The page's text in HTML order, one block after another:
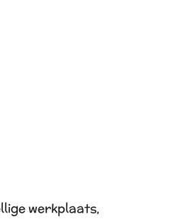
werkplaats,